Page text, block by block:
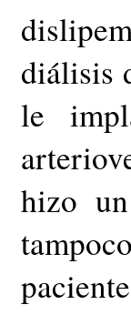
diálisis
le
hizo